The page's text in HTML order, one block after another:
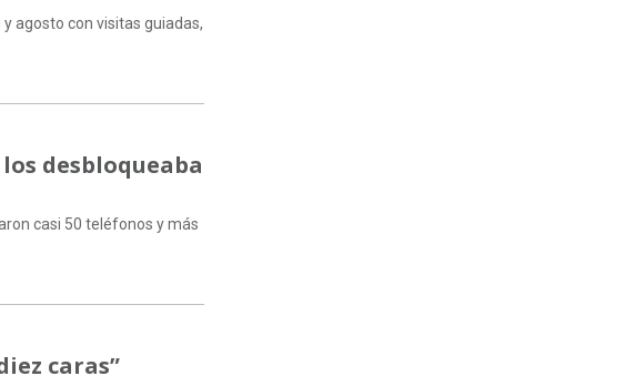
agosto con visitas guiadas,
desbloqueaba
casi 50 teléfonos y más
caras”